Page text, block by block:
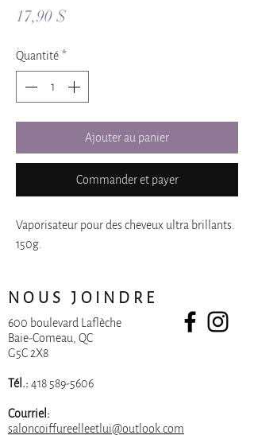
17,90 $
Quantité *
Ajouter au panier
Commander et payer
Vaporisateur pour des cheveux ultra brillants.
150g.
NOUS JOINDRE
600 boulevard Laflèche
Baie-Comeau, QC
G5C 2X8
Tél.: 418 589-5606
Courriel:
saloncoiffureelleetlui@outlook.com